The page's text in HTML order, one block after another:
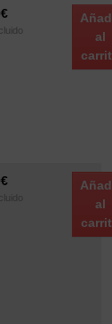
€
al
€
al